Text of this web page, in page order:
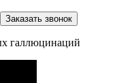
Заказать звонок
галлюцинаций